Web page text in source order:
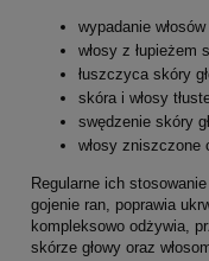
wypadanie włosów
włosy z łupieżem
łuszczyca skóry
skóra i włosy
swędzenie skóry
włosy zniszczone
Regularne ich
gojenie ran, poprawia
kompleksowo odżywia,
skórze głowy oraz